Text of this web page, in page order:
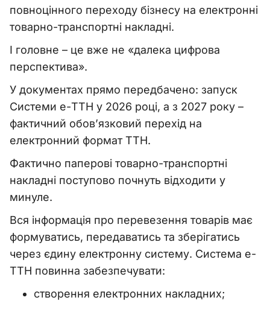
повноцінного переходу бізнесу на електронні
товарно-транспортні накладні.
І головне – це вже не «далека цифрова
перспектива».
У документах прямо передбачено: запуск
Системи е-ТТН у 2026 році, а з 2027 року –
фактичний обов’язковий перехід на
електронний формат ТТН.
Фактично паперові товарно-транспортні
накладні поступово почнуть відходити у
минуле.
Вся інформація про перевезення товарів має
формуватись, передаватись та зберігатись
через єдину електронну систему. Система е-
ТТН повинна забезпечувати:
створення електронних накладних;